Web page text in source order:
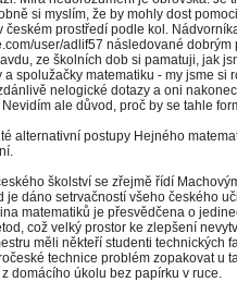
si myslím, že by mohly dost
českém prostředí podle kol.
user/adlif57 následované dobrým
ze školních dob si pamatuji, jak
spolužačky matematiku - my jsme si
nelogické dotazy a oni
ale důvod, proč by se tahle
alternativní postupy Hejného
školství se zřejmě řídí
je dáno setrvačností všeho českého
matematiků je přesvědčena o
což velký prostor ke zlepšení
měli někteří studenti technických
technice problém zopakovat u
domácího úkolu bez papírku v ruce.